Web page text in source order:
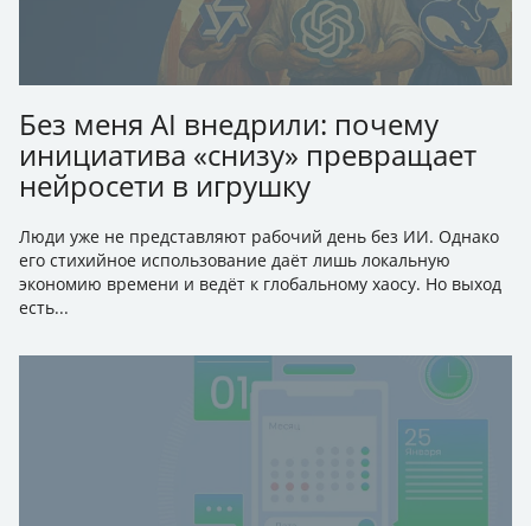
Без меня AI внедрили: почему
инициатива «снизу» превращает
нейросети в игрушку
Люди уже не представляют рабочий день без ИИ. Однако
его стихийное использование даёт лишь локальную
экономию времени и ведёт к глобальному хаосу. Но выход
есть...